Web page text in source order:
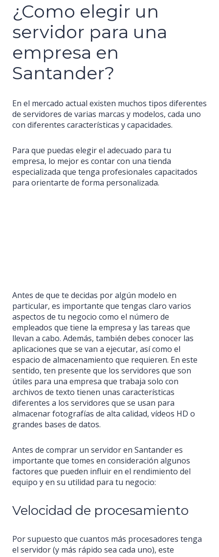
¿Como elegir un
servidor para una
empresa en
Santander?
En el mercado actual existen muchos tipos diferentes
de servidores de varias marcas y modelos, cada uno
con diferentes características y capacidades.
Para que puedas elegir el adecuado para tu
empresa, lo mejor es contar con una tienda
especializada que tenga profesionales capacitados
para orientarte de forma personalizada.
Antes de que te decidas por algún modelo en
particular, es importante que tengas claro varios
aspectos de tu negocio como el número de
empleados que tiene la empresa y las tareas que
llevan a cabo. Además, también debes conocer las
aplicaciones que se van a ejecutar, así como el
espacio de almacenamiento que requieren. En este
sentido, ten presente que los servidores que son
útiles para una empresa que trabaja solo con
archivos de texto tienen unas características
diferentes a los servidores que se usan para
almacenar fotografías de alta calidad, vídeos HD o
grandes bases de datos.
Antes de comprar un servidor en Santander es
importante que tomes en consideración algunos
factores que pueden influir en el rendimiento del
equipo y en su utilidad para tu negocio:
Velocidad de procesamiento
Por supuesto que cuantos más procesadores tenga
el servidor (y más rápido sea cada uno), este